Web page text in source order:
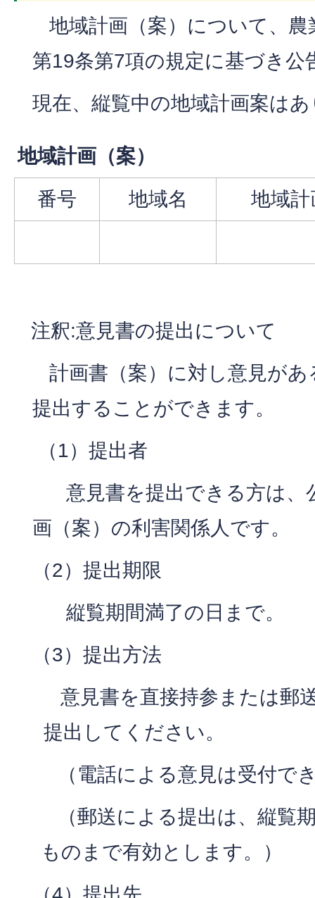
地域計画（案）について、農
第19条第7項の規定に基づき公
現在、縦覧中の地域計画案は
地域計画（案）
番号
地域名 地域計
注釈:意見書の提出について
計画書（案）に対し意見があ
提出することができます。
（1）提出者
意見書を提出できる方は、
画（案）の利害関係人です。
（2）提出期限
縦覧期間満了の日まで。
（3）提出方法
意見書を直接持参または郵
提出してください。
（電話による意見は受付で
（郵送による提出は、縦覧
ものまで有効とします。）